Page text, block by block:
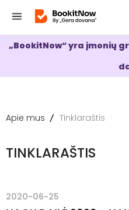
„BookitNow“ yra įmonių
Apie mus Tinklaraštis
TINKLARAŠTIS
2020-06-25